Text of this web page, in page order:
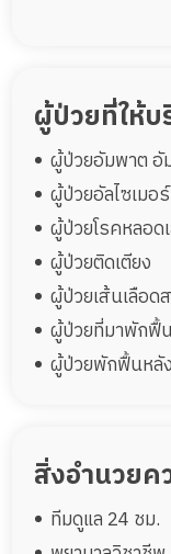
ผู้ป่วยที่ให้บ
ผู้ป่วยอัมพาต
ผู้ป่วยอัลไซเมอร์
ผู้ป่วยโรคหลอด
ผู้ป่วยติดเตียง
ผู้ป่วยเส้นเลือด
ผู้ป่วยที่มาพักฟื้
ผู้ป่วยพักฟื้นหลั
สิ่งอำนวยค
ทีมดูแล 24 ชม.